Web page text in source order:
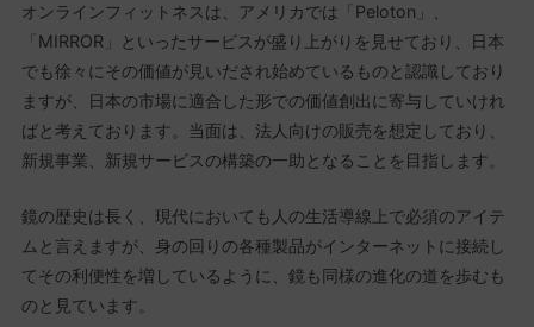
オンラインフィットネスは、アメリカでは「Peloton」、
「MIRROR」といったサービスが盛り上がりを見せており、日本
でも徐々にその価値が見いだされ始めているものと認識しており
ますが、日本の市場に適合した形での価値創出に寄与していけれ
ばと考えております。当面は、法人向けの販売を想定しており、
新規事業、新規サービスの構築の一助となることを目指します。
鏡の歴史は長く、現代においても人の生活導線上で必須のアイテ
ムと言えますが、身の回りの各種製品がインターネットに接続し
てその利便性を増しているように、鏡も同様の進化の道を歩むも
のと見ています。